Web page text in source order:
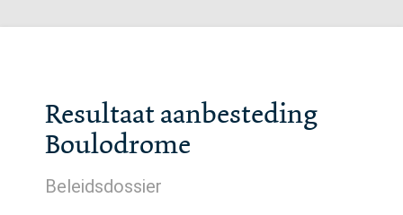
Resultaat aanbesteding
Boulodrome
Beleidsdossier